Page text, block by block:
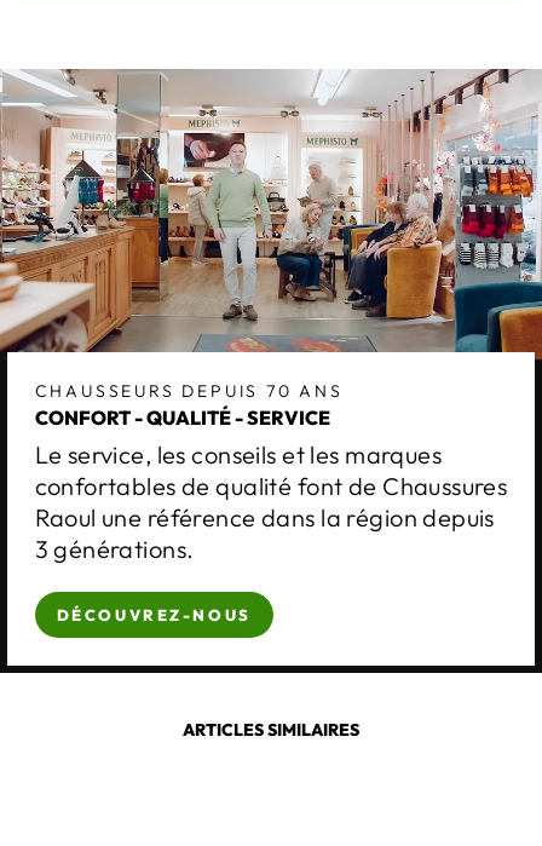
CHAUSSEURS DEPUIS 70 ANS
CONFORT - QUALITÉ - SERVICE
Le service, les conseils et les marques
confortables de qualité font de Chaussures
Raoul une référence dans la région depuis
3 générations.
DÉCOUVREZ-NOUS
ARTICLES SIMILAIRES